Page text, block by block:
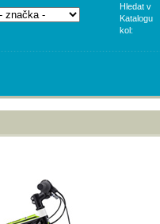
Hledat v
Katalogu
kol: